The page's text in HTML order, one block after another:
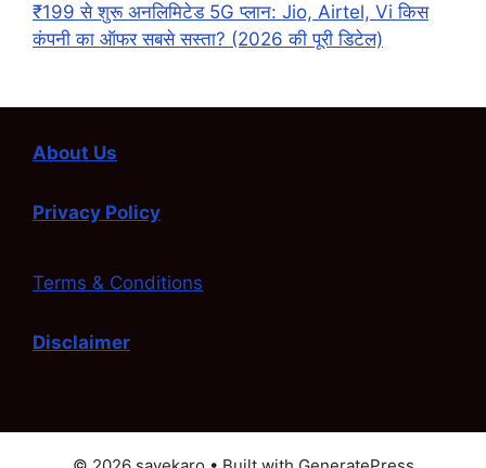
₹199 से शुरू अनलिमिटेड 5G प्लान: Jio, Airtel, Vi किस
कंपनी का ऑफर सबसे सस्ता? (2026 की पूरी डिटेल)
About Us
Privacy Policy
Terms & Conditions
Disclaimer